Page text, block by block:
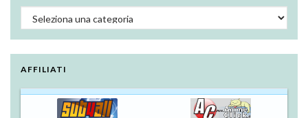
Progetti e annunci
AFFILIATI